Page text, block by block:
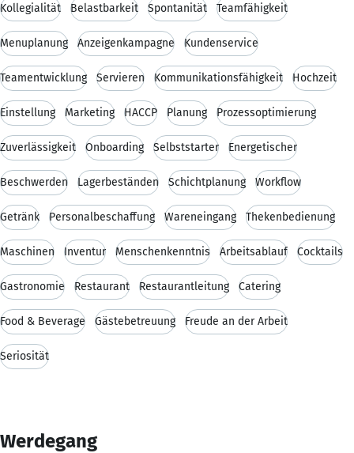
Kollegialität Belastbarkeit Spontanität Teamfähigkeit
Menuplanung Anzeigenkampagne Kundenservice
Teamentwicklung Servieren Kommunikationsfähigkeit Hochzeit
Einstellung Marketing HACCP Planung Prozessoptimierung
Zuverlässigkeit Onboarding Selbststarter Energetischer
Beschwerden Lagerbeständen Schichtplanung Workflow
Getränk Personalbeschaffung Wareneingang Thekenbedienung
Maschinen Inventur Menschenkenntnis Arbeitsablauf Cocktails
Gastronomie Restaurant Restaurantleitung Catering
Food & Beverage Gästebetreuung Freude an der Arbeit
Seriosität
Werdegang